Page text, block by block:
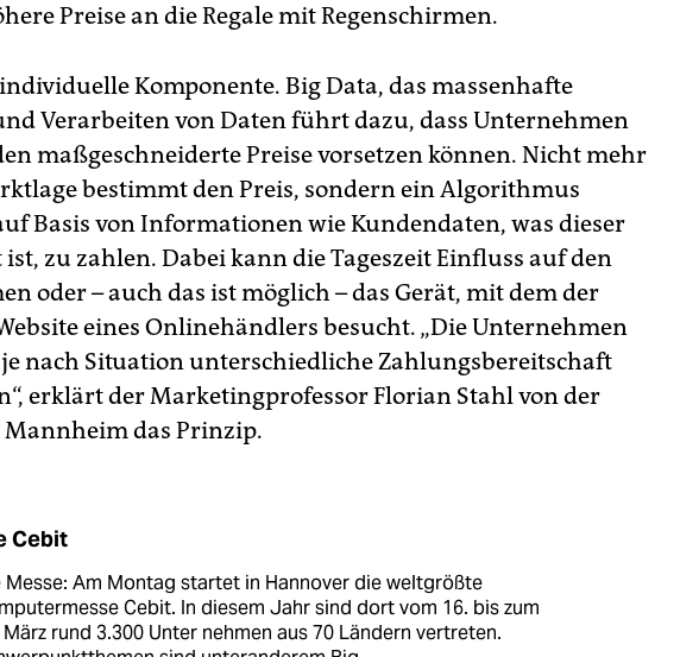
Preise an die Regale mit Regenschirmen.
Komponente. Big Data, das massenhafte
Verarbeiten von Daten führt dazu, dass Unternehmen
maßgeschneiderte Preise vorsetzen können. Nicht mehr
bestimmt den Preis, sondern ein Algorithmus
Basis von Informationen wie Kundendaten, was dieser
zu zahlen. Dabei kann die Tageszeit Einfluss auf den
oder – auch das ist möglich – das Gerät, mit dem der
eines Onlinehändlers besucht. „Die Unternehmen
nach Situation unterschiedliche Zahlungsbereitschaft
erklärt der Marketingprofessor Florian Stahl von der
das Prinzip.
Cebit
Messe: Am Montag startet in Hannover die weltgrößte
Cebit. In diesem Jahr sind dort vom 16. bis zum
März rund 3.300 Unter nehmen aus 70 Ländern vertreten.